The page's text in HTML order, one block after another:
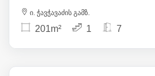
ი. ჭავჭავაძის გამზ.
201m² 1 7